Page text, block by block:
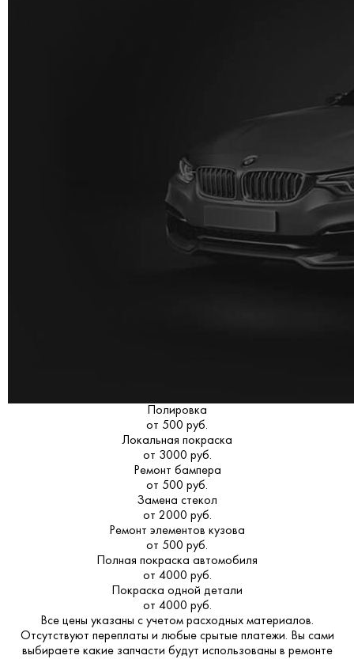
Полировка
от 500 руб.
Локальная покраска
от 3000 руб.
Ремонт бампера
от 500 руб.
Замена стекол
от 2000 руб.
Ремонт элементов кузова
от 500 руб.
Полная покраска автомобиля
от 4000 руб.
Покраска одной детали
от 4000 руб.
Все цены указаны с учетом расходных материалов.
Отсутствуют переплаты и любые срытые платежи. Вы сами
выбираете какие запчасти будут использованы в ремонте